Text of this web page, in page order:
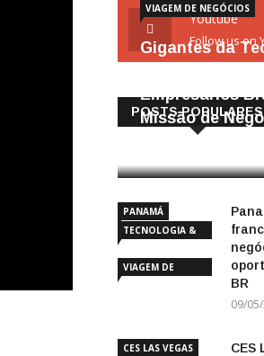
Youtube
Follow us on
POSTS POPULARES
VIAGEM DE NEGÓCIOS
Gigantes da
Empresários
Missão de
PANAMÁ
TECNOLOGIA &
VIAGEM DE
BR
09/
CES LAS VEGAS
CES